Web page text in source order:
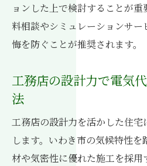
ョンした上で検討することが
料相談やシミュレーションサ
悔を防ぐことが推奨されます。
工務店の設計力で電気
法
工務店の設計力を活かした住
します。いわき市の気候特性
材や気密性に優れた施工を採